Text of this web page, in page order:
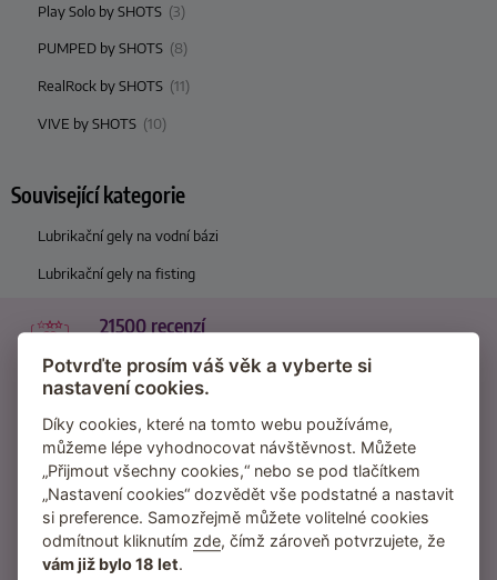
Play Solo by SHOTS (3)
PUMPED by SHOTS (8)
RealRock by SHOTS (11)
VIVE by SHOTS (10)
Související kategorie
Lubrikační gely na vodní bázi
Lubrikační gely na fisting
21500 recenzí
370 návodů
inspirace na nové praktiky
95 % zákazníků
nás dále doporučuje
za 2 dny
je zásilka průměrně u vás
Potvrďte prosím váš věk a vyberte si
nastavení cookies.
Díky cookies, které na tomto webu používáme,
můžeme lépe vyhodnocovat návštěvnost. Můžete
„Přijmout všechny cookies,“ nebo se pod tlačítkem
„Nastavení cookies“ dozvědět vše podstatné a nastavit
si preference. Samozřejmě můžete volitelné cookies
odmítnout kliknutím zde, čímž zároveň potvrzujete, že
vám již bylo 18 let.